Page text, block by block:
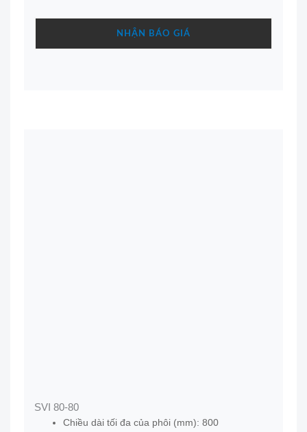
NHẬN BÁO GIÁ
SVI 80-80
Chiều dài tối đa của phôi (mm): 800